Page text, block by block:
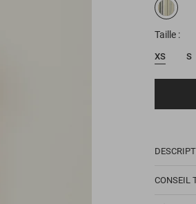
Taille
XS S
CONSEIL